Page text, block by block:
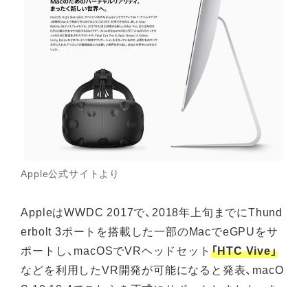
Apple公式サイトより
AppleはWWDC 2017で、2018年上旬までにThund
erbolt 3ポートを搭載した一部のMacでeGPUをサ
ポートし、macOSでVRヘッドセット 「HTC Vive」
などを利用したVR開発が可能になると発表、macO